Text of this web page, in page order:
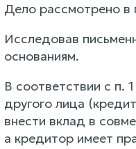
Дело рассмотрено в
Исследовав
основаниям.
В соответствии с п. 1
другого лица
внести вклад в
а кредитор имеет